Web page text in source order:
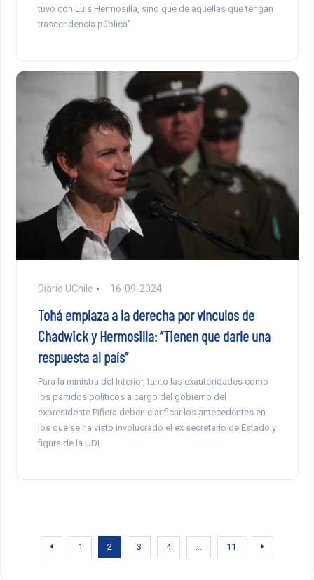
tuvo con Luis Hermosilla, sino que de aquellas que tengan
trascendencia pública”.
Diario UChile 16-09-2024
Tohá emplaza a la derecha por vínculos de
Chadwick y Hermosilla: “Tienen que darle una
respuesta al país”
Para la ministra del Interior, tanto las exautoridades como
los partidos políticos a cargo del gobierno del
expresidente Piñera deben clarificar los antecedentes en
los que se ha visto involucrado el ex secretario de Estado y
figura de la UDI.
1 2 3 4 11